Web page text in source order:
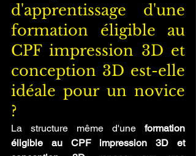
d'apprentissage d'une
formation éligible au
CPF impression 3D et
conception 3D est-elle
idéale pour un novice
?
La structure même d'une formation
éligible au CPF impression 3D et